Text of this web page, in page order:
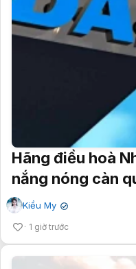
Hãng điều hoà
nắng nóng càn
Kiều My ✔
1 giờ trước